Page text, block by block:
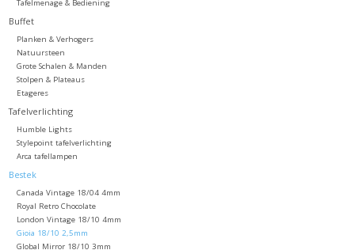
Tafelmenage & Bediening
Buffet
Planken & Verhogers
Natuursteen
Grote Schalen & Manden
Stolpen & Plateaus
Etageres
Tafelverlichting
Humble Lights
Stylepoint tafelverlichting
Arca tafellampen
Bestek
Canada Vintage 18/04 4mm
Royal Retro Chocolate
London Vintage 18/10 4mm
Gioia 18/10 2,5mm
Global Mirror 18/10 3mm